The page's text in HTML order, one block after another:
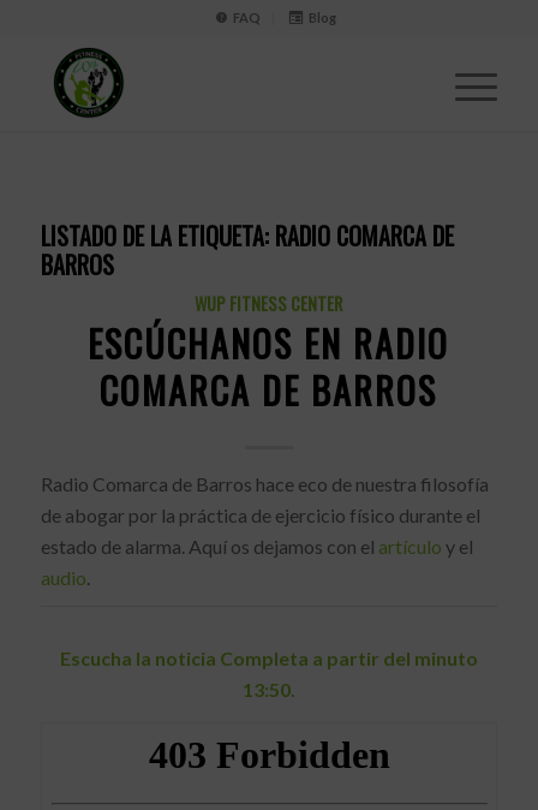
FAQ Blog
LISTADO DE LA ETIQUETA: RADIO COMARCA DE
BARROS
WUP FITNESS CENTER
ESCÚCHANOS EN RADIO
COMARCA DE BARROS
Radio Comarca de Barros hace eco de nuestra filosofía
de abogar por la práctica de ejercicio físico durante el
estado de alarma. Aquí os dejamos con el artículo y el
audio.
Escucha la noticia Completa a partir del minuto
13:50.